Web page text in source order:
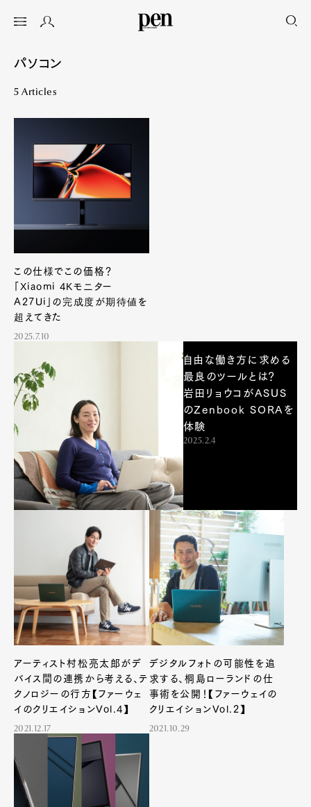
パソコン
5 Articles
この仕様でこの価格？
「Xiaomi 4Kモニター
A27Ui」の完成度が期待値を
超えてきた
2025.7.10
自由な働き方に求める
最良のツールとは？
岩田リョウコがASUS
のZenbook SORAを
体験
2025.2.4
アーティスト村松亮太郎がデ
バイス間の連携から考える、テ
クノロジーの行方【ファーウェ
イのクリエイションVol.4】
2021.12.17
デジタルフォトの可能性を追
求する、桐島ローランドの仕
事術を公開！【ファーウェイの
クリエイションVol.2】
2021.10.29